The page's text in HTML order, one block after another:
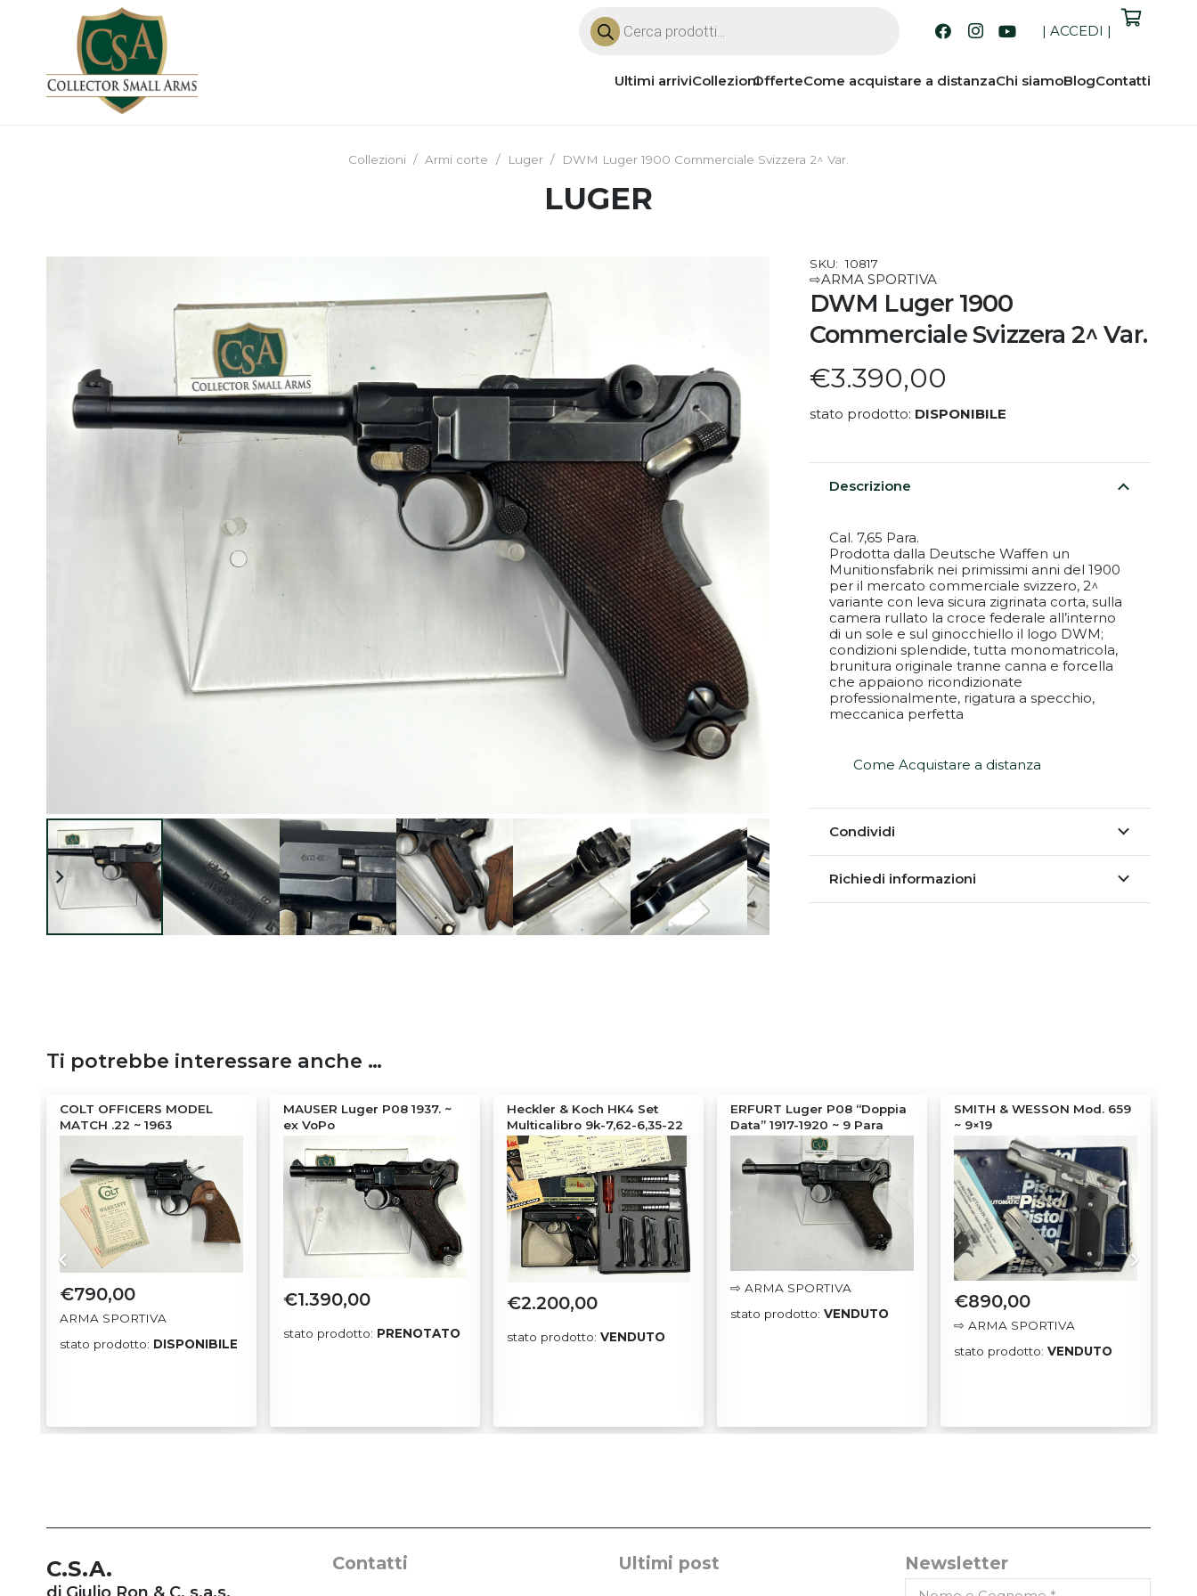
Products
search
| ACCEDI |
Ultimi arriviCollezioniOfferteCome acquistare a distanzaChi siamoBlogContatti
Collezioni / Armi corte / Luger / DWM Luger 1900 Commerciale Svizzera 2^ Var.
LUGER
SKU: 10817
⇨ARMA SPORTIVA
DWM Luger 1900
Commerciale Svizzera 2^ Var.
€3.390,00
stato prodotto: DISPONIBILE
Descrizione
Cal. 7,65 Para.
Prodotta dalla Deutsche Waffen un
Munitionsfabrik nei primissimi anni del 1900
per il mercato commerciale svizzero, 2^
variante con leva sicura zigrinata corta, sulla
camera rullato la croce federale all’interno
di un sole e sul ginocchiello il logo DWM;
condizioni splendide, tutta monomatricola,
brunitura originale tranne canna e forcella
che appaiono ricondizionate
professionalmente, rigatura a specchio,
meccanica perfetta
Come Acquistare a distanza
Condividi
Richiedi informazioni
Ti potrebbe interessare anche …
COLT OFFICERS MODEL
MATCH .22 ~ 1963
€790,00
ARMA SPORTIVA
stato prodotto: DISPONIBILE
MAUSER Luger P08 1937. ~
ex VoPo
€1.390,00
stato prodotto: PRENOTATO
Heckler & Koch HK4 Set
Multicalibro 9k-7,62-6,35-22
€2.200,00
stato prodotto: VENDUTO
ERFURT Luger P08 “Doppia
Data” 1917-1920 ~ 9 Para
⇨ ARMA SPORTIVA
stato prodotto: VENDUTO
SMITH & WESSON Mod. 659
~ 9×19
€890,00
⇨ ARMA SPORTIVA
stato prodotto: VENDUTO
C.S.A. Contatti Ultimi post Newsletter